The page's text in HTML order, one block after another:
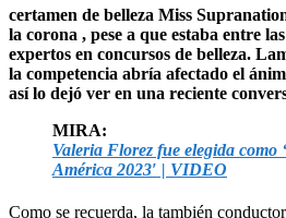
certamen de belleza Miss
la corona , pese a que estaba entre
expertos en concursos de belleza.
la competencia abría afectado el
así lo dejó ver en una reciente
MIRA:
Valeria Florez fue elegida como
América 2023′ | VIDEO
Como se recuerda, la también